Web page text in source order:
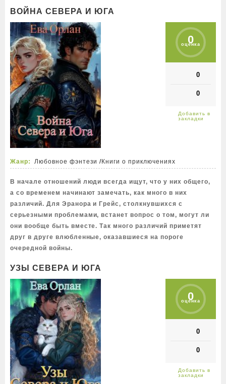
ВОЙНА СЕВЕРА И ЮГА
0
оценка
0
0
Жанр: Любовное фэнтези /Книги о приключениях
В начале отношений люди всегда ищут, что у них общего,
а со временем начинают замечать, как много в них
различий. Для Эранора и Грейс, столкнувшихся с
серьезными проблемами, встанет вопрос о том, могут ли
они вообще быть вместе. Так много различий приметят
друг в друге влюбленные, оказавшиеся на пороге
очередной войны.
УЗЫ СЕВЕРА И ЮГА
0
оценка
0
0